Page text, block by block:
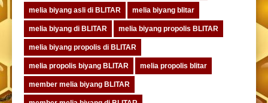
melia biyang asli di BLITAR melia biyang blitar
melia biyang di BLITAR melia biyang propolis BLITAR
melia biyang propolis di BLITAR
melia propolis biyang BLITAR melia propolis blitar
member melia biyang BLITAR